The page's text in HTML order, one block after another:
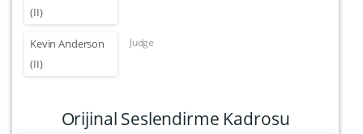
(II)
Kevin Anderson
(II)
Judge
Orijinal Seslendirme Kadrosu